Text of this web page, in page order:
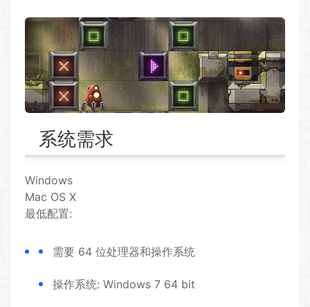
系统需求
Windows
Mac OS X
最低配置:
需要 64 位处理器和操作系统
操作系统: Windows 7 64 bit